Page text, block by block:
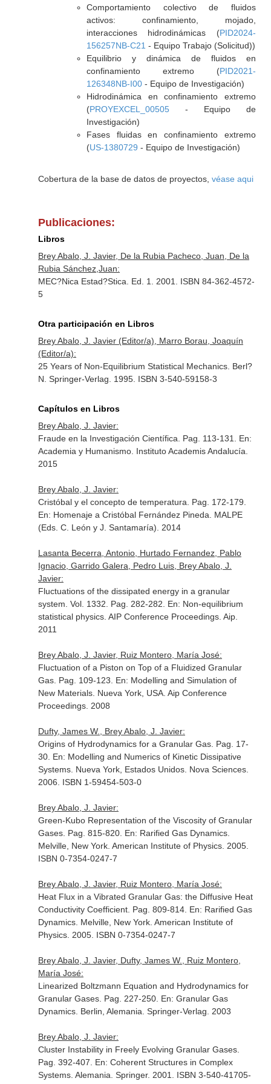
Comportamiento colectivo de fluidos
activos: confinamiento, mojado,
interacciones hidrodinámicas (PID2024-
156257NB-C21 - Equipo Trabajo (Solicitud))
Equilibrio y dinámica de fluidos en
confinamiento extremo (PID2021-
126348NB-I00- Equipo de Investigación)
Hidrodinámica en confinamiento extremo
(PROYEXCEL_00505- Equipo de
Investigación)
Fases fluidas en confinamiento extremo
(US-1380729 - Equipo de Investigación)
Cobertura de la base de datos de proyectos, véase aqui
Publicaciones:
Libros
Brey Abalo, J. Javier, De la Rubia Pacheco, Juan, De la
Rubia Sánchez,Juan:
MEC?Nica Estad?Stica. Ed. 1. 2001. ISBN 84-362-4572-
5
Otra participación en Libros
Brey Abalo, J. Javier (Editor/a), Marro Borau, Joaquín
(Editor/a):
25 Years of Non-Equilibrium Statistical Mechanics. Berl?
N. Springer-Verlag. 1995. ISBN 3-540-59158-3
Capítulos en Libros
Brey Abalo, J. Javier:
Fraude en la Investigación Científica. Pag. 113-131. En:
Academia y Humanismo. Instituto Academis Andalucía.
2015
Brey Abalo, J. Javier:
Cristóbal y el concepto de temperatura. Pag. 172-179.
En: Homenaje a Cristóbal Fernández Pineda . MALPE
(Eds. C. León y J. Santamaría). 2014
Lasanta Becerra, Antonio, Hurtado Fernandez, Pablo
Ignacio, Garrido Galera, Pedro Luis, Brey Abalo, J.
Javier:
Fluctuations of the dissipated energy in a granular
system. Vol. 1332. Pag. 282-282. En: Non-equilibrium
statistical physics. AIP Conference Proceedings. Aip.
2011
Brey Abalo, J. Javier, Ruiz Montero, María José:
Fluctuation of a Piston on Top of a Fluidized Granular
Gas. Pag. 109-123. En: Modelling and Simulation of
New Materials. Nueva York, USA. Aip Conference
Proceedings. 2008
Dufty, James W., Brey Abalo, J. Javier:
Origins of Hydrodynamics for a Granular Gas. Pag. 17-
30. En: Modelling and Numerics of Kinetic Dissipative
Systems. Nueva York, Estados Unidos. Nova Sciences.
2006. ISBN 1-59454-503-0
Brey Abalo, J. Javier:
Green-Kubo Representation of the Viscosity of Granular
Gases. Pag. 815-820. En: Rarified Gas Dynamics.
Melville, New York. American Institute of Physics. 2005.
ISBN 0-7354-0247-7
Brey Abalo, J. Javier, Ruiz Montero, María José:
Heat Flux in a Vibrated Granular Gas: the Diffusive Heat
Conductivity Coefficient. Pag. 809-814. En: Rarified Gas
Dynamics. Melville, New York. American Institute of
Physics. 2005. ISBN 0-7354-0247-7
Brey Abalo, J. Javier, Dufty, James W., Ruiz Montero,
María José:
Linearized Boltzmann Equation and Hydrodynamics for
Granular Gases. Pag. 227-250. En: Granular Gas
Dynamics. Berlin, Alemania. Springer-Verlag. 2003
Brey Abalo, J. Javier:
Cluster Instability in Freely Evolving Granular Gases.
Pag. 392-407. En: Coherent Structures in Complex
Systems. Alemania. Springer. 2001. ISBN 3-540-41705-